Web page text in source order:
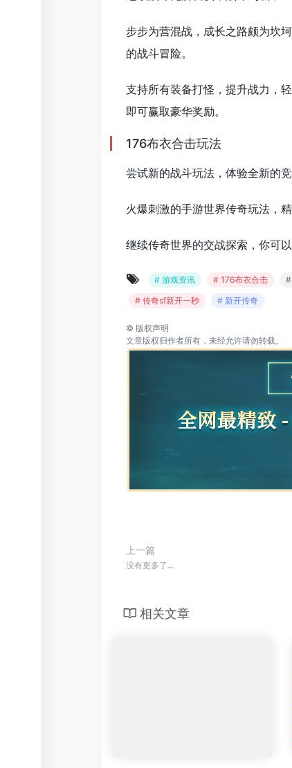
步步为营混战，成长之路颇为坎
的战斗冒险。
支持所有装备打怪，提升战力，
即可赢取豪华奖励。
176布衣合击玩法
尝试新的战斗玩法，体验全新的
火爆刺激的手游世界传奇玩法，
继续传奇世界的交战探索，你可
# 游戏资讯 # 176布衣合击 #
# 传奇sf新开一秒
# 新开传奇
© 版权声明
文章版权归作者所有，未经允许请勿转载。
上一篇
没有更多了...
相关文章